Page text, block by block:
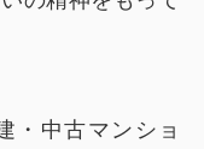
・中古マンショ